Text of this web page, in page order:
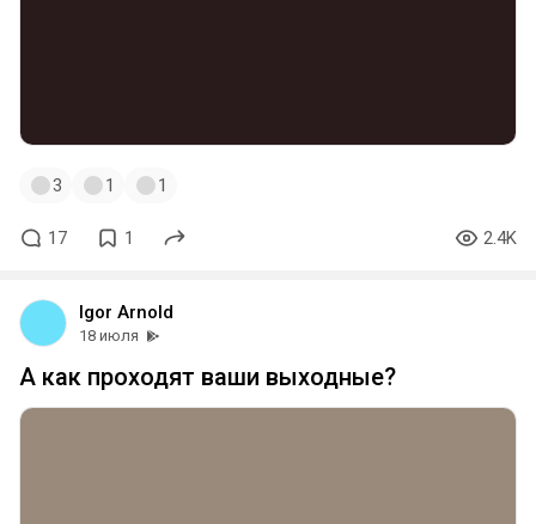
3 1 1
17 1 2.4K
Igor Arnold
18 июля
А как проходят ваши выходные?